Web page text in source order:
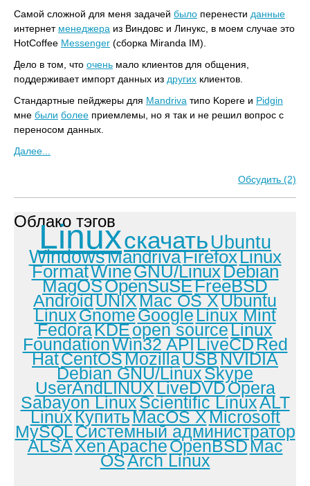
Самой сложной для меня задачей было перенести данные
интернет менеджера из Виндовс и Линукс, в моем случае это
HotCoffee Messenger (сборка Miranda IM).
Дело в том, что очень мало клиентов для общения,
поддерживает импорт данных из других клиентов.
Стандартные пейджеры для Mandriva типо Kopere и Pidgin
мне были более приемлемы, но я так и не решил вопрос с
переносом данных.
Далее...
Обсудить (2)
Облако тэгов
Linuxскачать Ubuntu
WindowsMandrivaFirefoxLinux
FormatWineGNU/LinuxDebian
MagOSOpenSuSEFreeBSD
AndroidUNIXMac OS XUbuntu
LinuxGnomeGoogleLinux Mint
FedoraKDEopen sourceLinux
FoundationWin32 APILiveCDRed
HatCentOSMozillaUSBNVIDIA
Debian GNU/LinuxSkype
UserAndLINUXLiveDVDOpera
Sabayon LinuxScientific LinuxALT
LinuxКупитьMacOS XMicrosoft
MySQLСистемный администратор
ALSAXenApacheOpenBSDMac
OSArch Linux